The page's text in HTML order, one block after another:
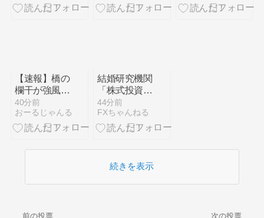
を放逐せよ
叩いて良いと
ハイレベルな
【速報】橋の
欄干が強風で
倒壊、中に鉄
筋がないこと
が発覚 中国
で固定したの
40分前
おーるじゃんる
結婚研究機関
「株式投資家
の若者を調査
したら64％
が『人生の敗
していること
がわかった。
なんで！？」
44分前
FXちゃんねる
続きを表示
前の投票 次の投票